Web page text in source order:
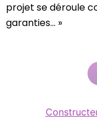
projet se déroule
garanties… »